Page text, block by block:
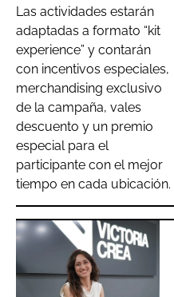
Las actividades estarán
adaptadas a formato “kit
experience” y contarán
con incentivos especiales,
merchandising exclusivo
de la campaña, vales
descuento y un premio
especial para el
participante con el mejor
tiempo en cada ubicación.